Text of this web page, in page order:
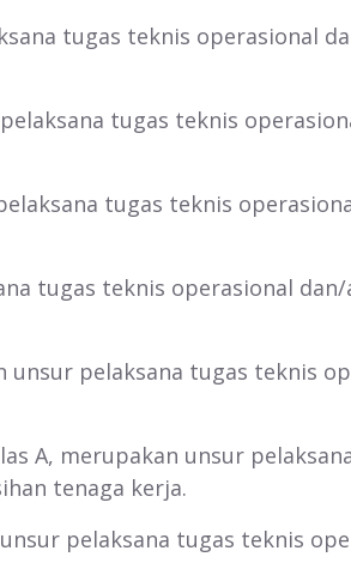
tugas teknis operasional
tugas teknis
tugas teknis
tugas teknis operasional
unsur pelaksana tugas teknis
A, merupakan unsur
tenaga kerja.
pelaksana tugas teknis